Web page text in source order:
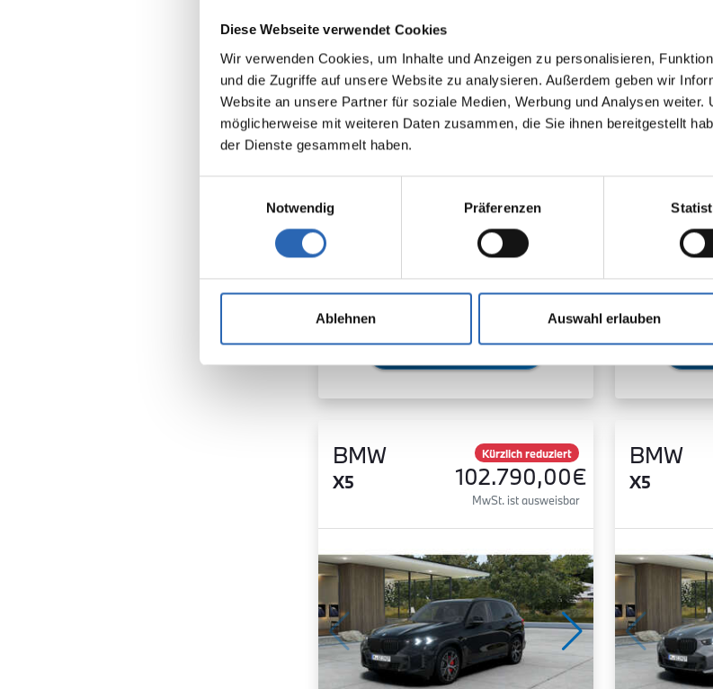
Diese Webseite verwendet Cookies
Wir verwenden Cookies, um Inhalte und Anzeigen zu personalisieren,
und die Zugriffe auf unsere Website zu analysieren. Außerdem geben wir
Website an unsere Partner für soziale Medien, Werbung und Analysen
möglicherweise mit weiteren Daten zusammen, die Sie ihnen bereitgestellt
der Dienste gesammelt haben.
Notwendig
Präferenzen
Ablehnen Auswahl erlauben
Benzin
Kraftstoff
0km
Laufleistung
1525.3€
mtl. Rate
inkl. MwSt.
Euro 6
Kraftstoffverbrauch kombiniert:
-Emissionen kombiniert:
CO -Klasse: G
Zum Fahrzeug
Diesel
Kraftstoff
7.5 l/100km
-
CO -
BMW
X5
Kürzlich reduziert
102.790,00€
MwSt. ist ausweisbar
BMW
X5